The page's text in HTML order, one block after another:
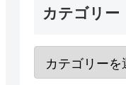
カテゴリー